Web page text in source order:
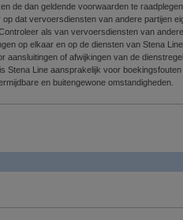
de dan geldende voorwaarden te
dat vervoersdiensten van andere partijen
als van vervoersdiensten van
op elkaar en op de diensten van Stena
aansluitingen of afwijkingen van de
Stena Line aansprakelijk voor
en buitengewone omstandigheden.